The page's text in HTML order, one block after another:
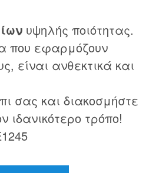
υψηλής ποιότητας.
που εφαρμόζουν
είναι ανθεκτικά και
σας και διακοσμήστε
ιδανικότερο τρόπο!